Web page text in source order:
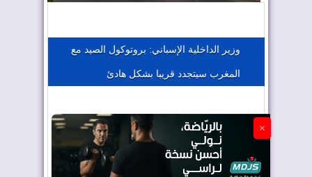
الجزائر تستسلم لفرنسا
وزير الداخلية الإسباني: بروتوكول الصيد مع
المغرب‬ سيتجدد قريبا بشكل هادئ
×